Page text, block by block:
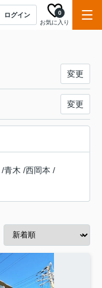
ログイン
お気に入り
0
変更
変更
/青木 /西岡本 /